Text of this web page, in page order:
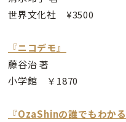
世界文化社 ¥3500
『ニコデモ』
藤谷治 著
小学館 ￥1870
『OzaShinの誰でもわか